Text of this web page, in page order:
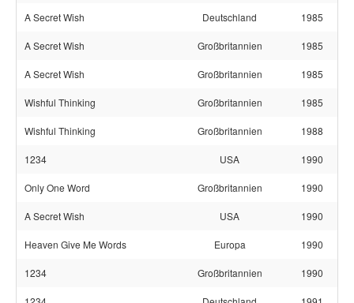
A Secret Wish Deutschland 1985
A Secret Wish Großbritannien 1985
A Secret Wish Großbritannien 1985
Wishful Thinking Großbritannien 1985
Wishful Thinking Großbritannien 1988
1234 USA 1990
Only One Word Großbritannien 1990
A Secret Wish USA 1990
Heaven Give Me Words Europa 1990
1234 Großbritannien 1990